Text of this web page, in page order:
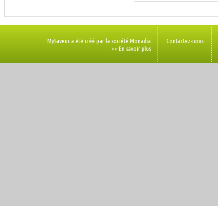
MySaveur a été créé par la société Monadia
>> En savoir plus
Contactez-nous